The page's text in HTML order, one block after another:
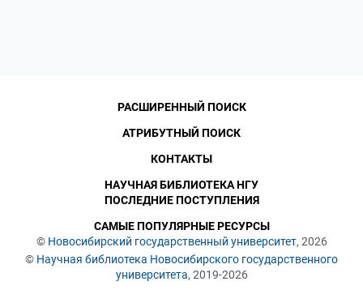
© Новосибирский государственный университет, 2026
© Научная библиотека Новосибирского государственного
университета, 2019-2026
РАСШИРЕННЫЙ ПОИСК
АТРИБУТНЫЙ ПОИСК
КОНТАКТЫ
НАУЧНАЯ БИБЛИОТЕКА НГУ
ПОСЛЕДНИЕ ПОСТУПЛЕНИЯ
САМЫЕ ПОПУЛЯРНЫЕ РЕСУРСЫ